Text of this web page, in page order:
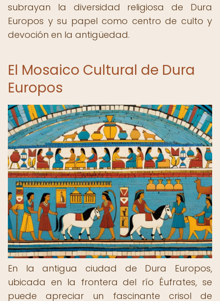
subrayan la diversidad religiosa de Dura
Europos y su papel como centro de culto y
devoción en la antigüedad.
El Mosaico Cultural de Dura
Europos
En la antigua ciudad de Dura Europos,
ubicada en la frontera del río Éufrates, se
puede apreciar un fascinante crisol de